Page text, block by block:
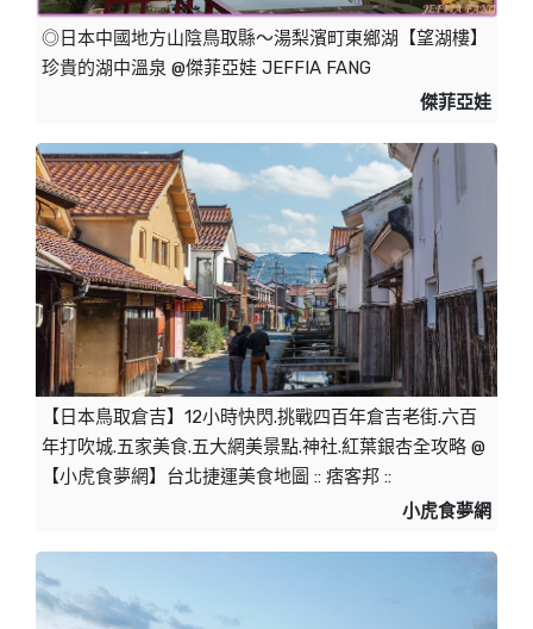
◎日本中國地方山陰鳥取縣～湯梨濱町東鄉湖【望湖樓】
珍貴的湖中溫泉 @傑菲亞娃 JEFFIA FANG
傑菲亞娃
【日本鳥取倉吉】12小時快閃.挑戰四百年倉吉老街.六百
年打吹城.五家美食.五大網美景點.神社.紅葉銀杏全攻略 @
【小虎食夢網】台北捷運美食地圖 :: 痞客邦 ::
小虎食夢網